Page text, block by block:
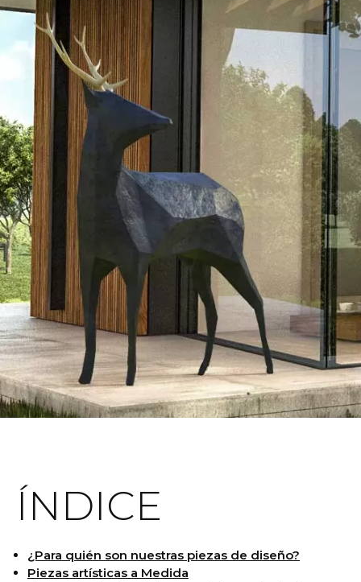
ÍNDICE
¿Para quién son nuestras piezas de diseño?
Piezas artísticas a Medida